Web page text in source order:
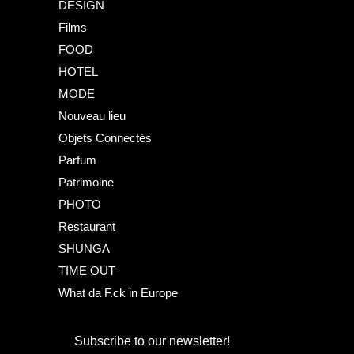
DESIGN
Films
FOOD
HOTEL
MODE
Nouveau lieu
Objets Connectés
Parfum
Patrimoine
PHOTO
Restaurant
SHUNGA
TIME OUT
What da F.ck in Europe
Subscribe to our newsletter!